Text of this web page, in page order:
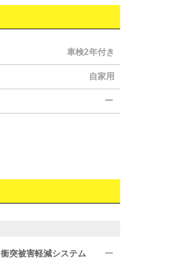
車検2年付き
自家用
ー
衝突被害軽減システム ー